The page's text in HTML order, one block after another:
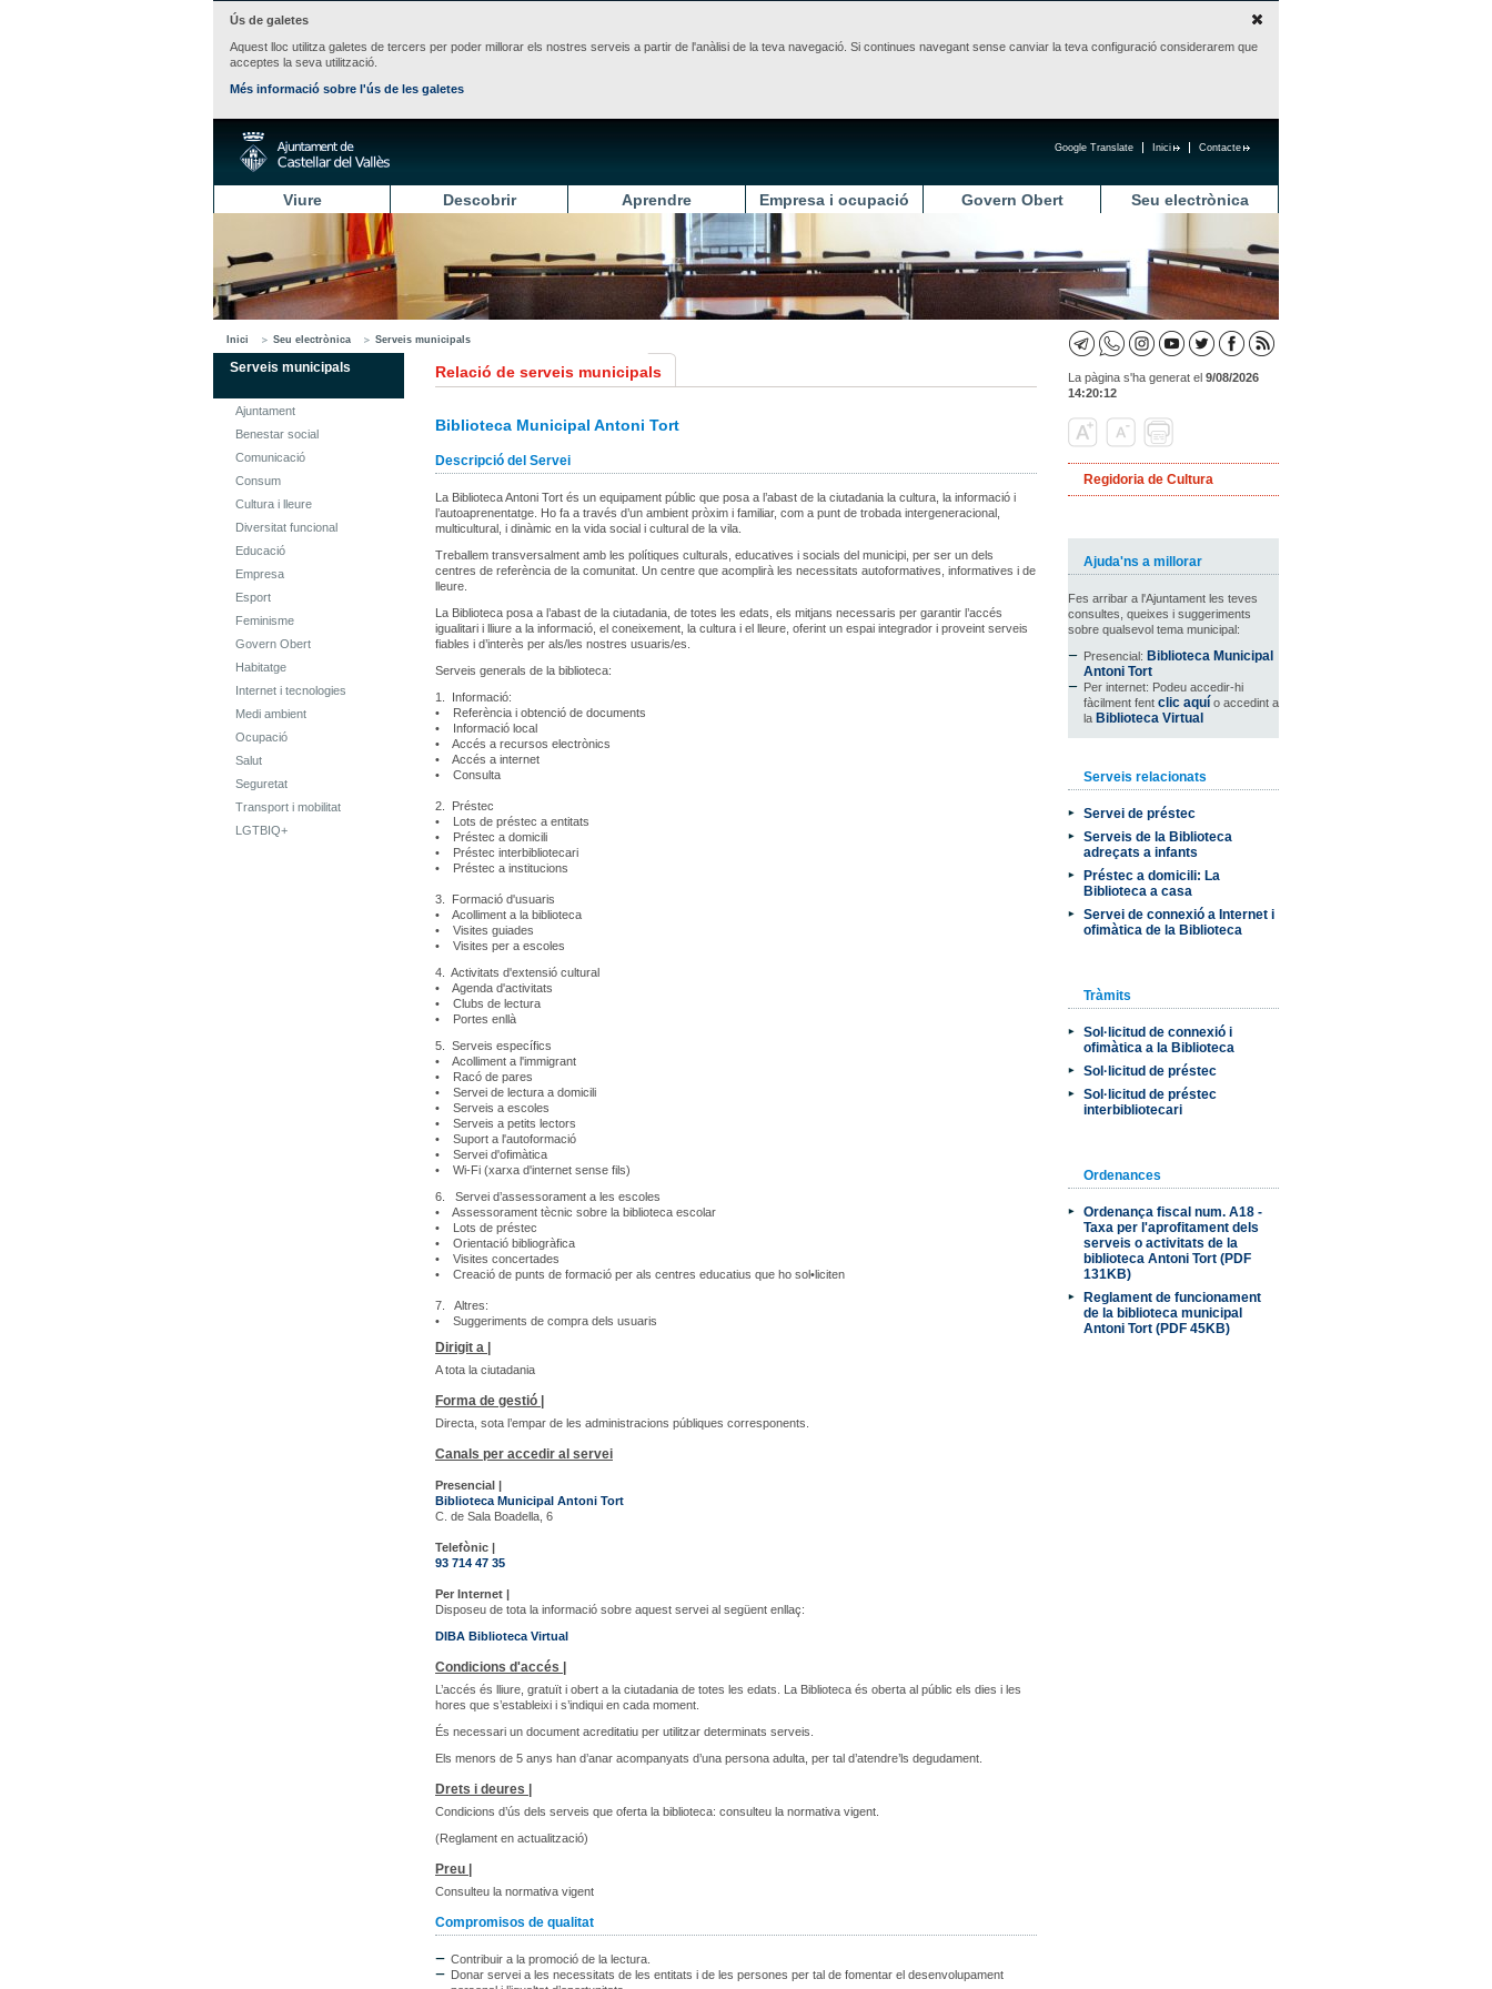
Ús de galetes
Aquest lloc utilitza galetes de tercers per poder millorar els nostres serveis a partir de l'anàlisi de la teva navegació. Si continues navegant sense canviar la teva configuració considerarem que
acceptes la seva utilització.
Més informació sobre l'ús de les galetes
Contacte
Inici
Google Translate
Viure Descobrir Aprendre Empresa i ocupació Govern Obert Seu electrònica
Inici Seu electrònica Serveis municipals
Serveis municipals
Ajuntament
Benestar social
Comunicació
Consum
Cultura i lleure
Diversitat funcional
Educació
Empresa
Esport
Feminisme
Govern Obert
Habitatge
Internet i tecnologies
Medi ambient
Ocupació
Salut
Seguretat
Transport i mobilitat
LGTBIQ+
Relació de serveis municipals La pàgina s'ha generat el 9/08/2026
14:20:12
Biblioteca Municipal Antoni Tort
Descripció del Servei
La Biblioteca Antoni Tort és un equipament públic que posa a l’abast de la ciutadania la cultura, la informació i
l’autoaprenentatge. Ho fa a través d’un ambient pròxim i familiar, com a punt de trobada intergeneracional,
multicultural, i dinàmic en la vida social i cultural de la vila.
Treballem transversalment amb les polítiques culturals, educatives i socials del municipi, per ser un dels
centres de referència de la comunitat. Un centre que acomplirà les necessitats autoformatives, informatives i de
lleure.
La Biblioteca posa a l’abast de la ciutadania, de totes les edats, els mitjans necessaris per garantir l’accés
igualitari i lliure a la informació, el coneixement, la cultura i el lleure, oferint un espai integrador i proveint serveis
fiables i d’interès per als/les nostres usuaris/es.
Serveis generals de la biblioteca:
1. Informació:
• Referència i obtenció de documents
• Informació local
• Accés a recursos electrònics
• Accés a internet
• Consulta
2. Préstec
• Lots de préstec a entitats
• Préstec a domicili
• Préstec interbibliotecari
• Préstec a institucions
3. Formació d'usuaris
• Acolliment a la biblioteca
• Visites guiades
• Visites per a escoles
4. Activitats d'extensió cultural
• Agenda d'activitats
• Clubs de lectura
• Portes enllà
5. Serveis específics
• Acolliment a l'immigrant
• Racó de pares
• Servei de lectura a domicili
• Serveis a escoles
• Serveis a petits lectors
• Suport a l'autoformació
• Servei d'ofimàtica
• Wi-Fi (xarxa d'internet sense fils)
6. Servei d’assessorament a les escoles
• Assessorament tècnic sobre la biblioteca escolar
• Lots de préstec
• Orientació bibliogràfica
• Visites concertades
• Creació de punts de formació per als centres educatius que ho sol•liciten
7. Altres:
• Suggeriments de compra dels usuaris
Dirigit a |
A tota la ciutadania
Forma de gestió |
Directa, sota l’empar de les administracions públiques corresponents.
Canals per accedir al servei
Presencial |
Biblioteca Municipal Antoni Tort
C. de Sala Boadella, 6
Telefònic |
93 714 47 35
Per Internet |
Disposeu de tota la informació sobre aquest servei al següent enllaç:
DIBA Biblioteca Virtual
Condicions d'accés |
L’accés és lliure, gratuït i obert a la ciutadania de totes les edats. La Biblioteca és oberta al públic els dies i les
hores que s’estableixi i s’indiqui en cada moment.
És necessari un document acreditatiu per utilitzar determinats serveis.
Els menors de 5 anys han d’anar acompanyats d’una persona adulta, per tal d’atendre’ls degudament.
Drets i deures |
Condicions d’ús dels serveis que oferta la biblioteca: consulteu la normativa vigent.
(Reglament en actualització)
Preu |
Consulteu la normativa vigent
Compromisos de qualitat
Contribuir a la promoció de la lectura.
Donar servei a les necessitats de les entitats i de les persones per tal de fomentar el desenvolupament
Regidoria de Cultura
Ajuda'ns a millorar
Fes arribar a l'Ajuntament les teves
consultes, queixes i suggeriments
sobre qualsevol tema municipal:
Presencial: Biblioteca Municipal
Antoni Tort
Per internet: Podeu accedir-hi
fàcilment fent clic aquí o accedint a
la Biblioteca Virtual
Serveis relacionats
Servei de préstec
Serveis de la Biblioteca
adreçats a infants
Préstec a domicili: La
Biblioteca a casa
Servei de connexió a Internet i
ofimàtica de la Biblioteca
Tràmits
Sol·licitud de connexió i
ofimàtica a la Biblioteca
Sol·licitud de préstec
Sol·licitud de préstec
interbibliotecari
Ordenances
Ordenança fiscal num. A18 -
Taxa per l'aprofitament dels
serveis o activitats de la
biblioteca Antoni Tort (PDF
131KB)
Reglament de funcionament
de la biblioteca municipal
Antoni Tort (PDF 45KB)